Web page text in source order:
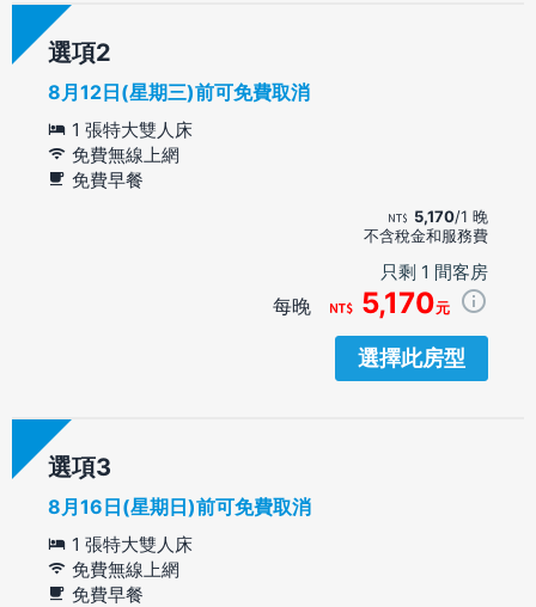
選項
8月12日(星期三)前可免費取消
1 張特大雙人床
免費無線上網
免費早餐
5,170/1 晚
不含稅金和服務費
只剩 1 間客房
每晚 5,170元
選擇此房型
選項
8月16日(星期日)前可免費取消
1 張特大雙人床
免費無線上網
免費早餐